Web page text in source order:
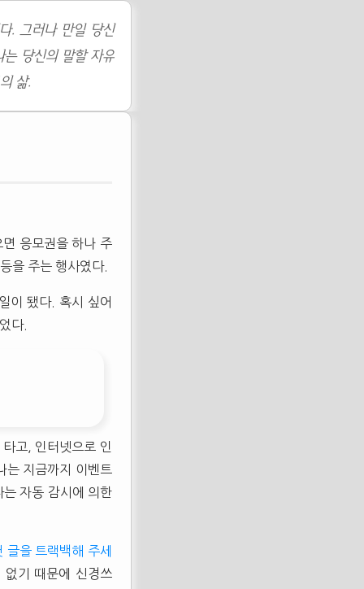
. 그러나 만일 당신
당신의 말할 자유
삶.
응모권을 하나 주
을 주는 행사였다.
이 됐다. 혹시 싶어
다.
고, 인터넷으로 인
는 지금까지 이벤트
자동 감시에 의한
을 트랙백해 주세
없기 때문에 신경쓰